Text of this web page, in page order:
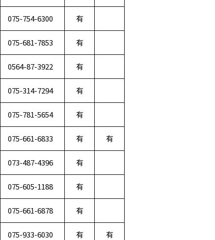
075-754-6300 有
075-681-7853 有
0564-87-3922 有
075-314-7294 有
075-781-5654 有
075-661-6833 有 有
073-487-4396 有
075-605-1188 有
075-661-6878 有
075-933-6030 有 有